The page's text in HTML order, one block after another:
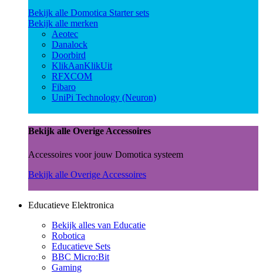
Bekijk alle Domotica Starter sets
Bekijk alle merken
Aeotec
Danalock
Doorbird
KlikAanKlikUit
RFXCOM
Fibaro
UniPi Technology (Neuron)
Bekijk alle Overige Accessoires
Accessoires voor jouw Domotica systeem
Bekijk alle Overige Accessoires
Educatieve Elektronica
Bekijk alles van Educatie
Robotica
Educatieve Sets
BBC Micro:Bit
Gaming